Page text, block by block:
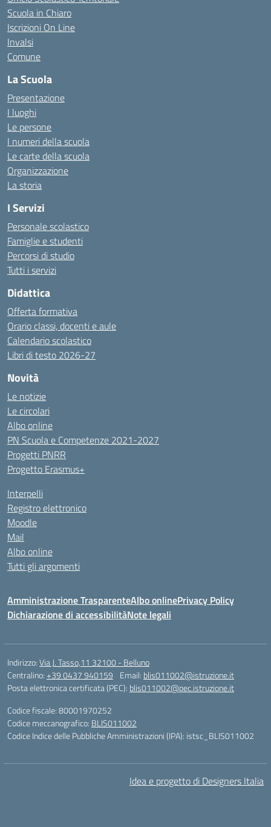
Scuola in Chiaro
Iscrizioni On Line
Invalsi
Comune
La Scuola
Presentazione
I luoghi
Le persone
I numeri della scuola
Le carte della scuola
Organizzazione
La storia
I Servizi
Personale scolastico
Famiglie e studenti
Percorsi di studio
Tutti i servizi
Didattica
Offerta formativa
Orario classi, docenti e aule
Calendario scolastico
Libri di testo 2026-27
Novità
Le notizie
Le circolari
Albo online
PN Scuola e Competenze 2021-2027
Progetti PNRR
Progetto Erasmus+
Interpelli
Registro elettronico
Moodle
Mail
Albo online
Tutti gli argomenti
Amministrazione TrasparenteAlbo onlinePrivacy Policy
Dichiarazione di accessibilitàNote legali
Indirizzo:Via J. Tasso,11 32100 - Belluno
Centralino:+39 0437 940159 Email: blis011002@istruzione.it
Posta elettronica certificata (PEC): blis011002@pec.istruzione.it
Codice fiscale: 80001970252
Codice meccanografico: BLIS011002
Codice Indice delle Pubbliche Amministrazioni (IPA): istsc_BLIS011002
Idea e progetto di Designers Italia